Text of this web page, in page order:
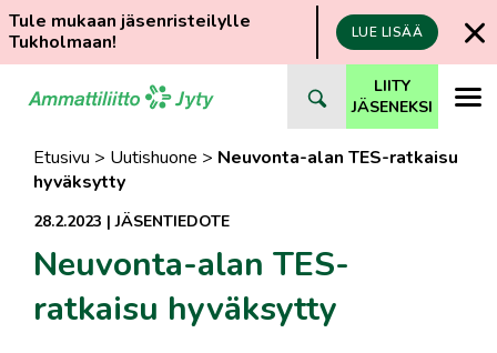
Tule mukaan jäsenristeilylle
Tukholmaan!
LUE LISÄÄ
suoraan
LIITY
JÄSENEKSI
Etusivu > Uutishuone > Neuvonta-alan TES-ratkaisu
hyväksytty
28.2.2023 |JÄSENTIEDOTE
Neuvonta-alan TES-
ratkaisu hyväksytty